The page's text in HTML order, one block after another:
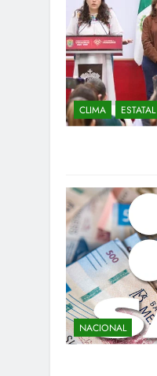
CLIMA ESTATAL
NACIONAL